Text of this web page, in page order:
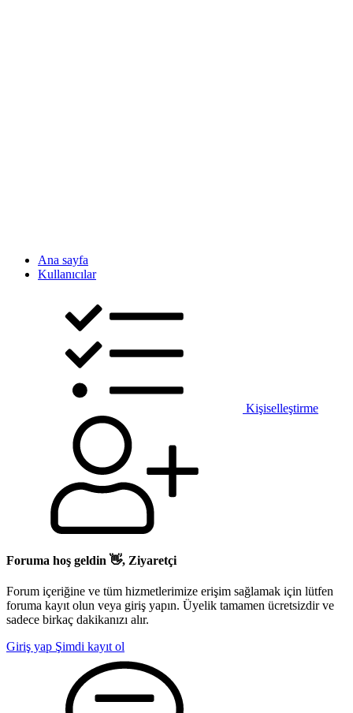
Ana sayfa
Kullanıcılar
Kişiselleştirme
Foruma hoş geldin 👋, Ziyaretçi
Forum içeriğine ve tüm hizmetlerimize erişim sağlamak için lütfen
foruma kayıt olun veya giriş yapın. Üyelik tamamen ücretsizdir ve
sadece birkaç dakikanızı alır.
Giriş yap Şimdi kayıt ol